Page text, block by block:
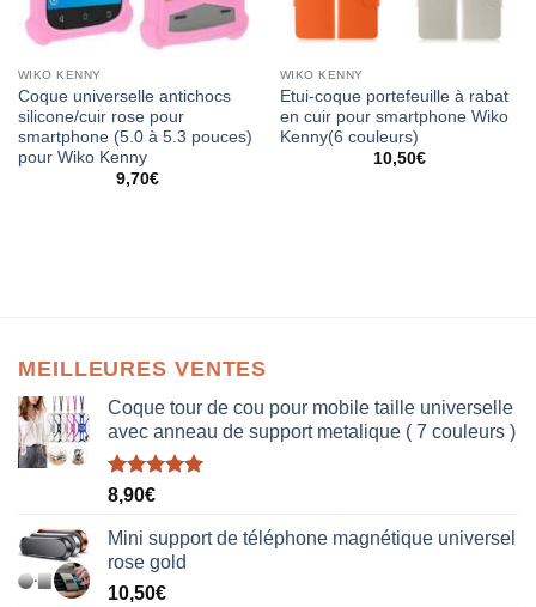
WIKO KENNY
Coque universelle antichocs
silicone/cuir rose pour
smartphone (5.0 à 5.3 pouces)
pour Wiko Kenny
9,70€
WIKO KENNY
Etui-coque portefeuille à rabat
en cuir pour smartphone Wiko
Kenny(6 couleurs)
10,50€
MEILLEURES VENTES
Coque tour de cou pour mobile taille universelle
avec anneau de support metalique ( 7 couleurs )
Note5.00
8,90€
Mini support de téléphone magnétique universel
rose gold
10,50€